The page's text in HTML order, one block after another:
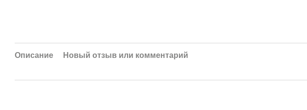
Описание Новый отзыв или комментарий